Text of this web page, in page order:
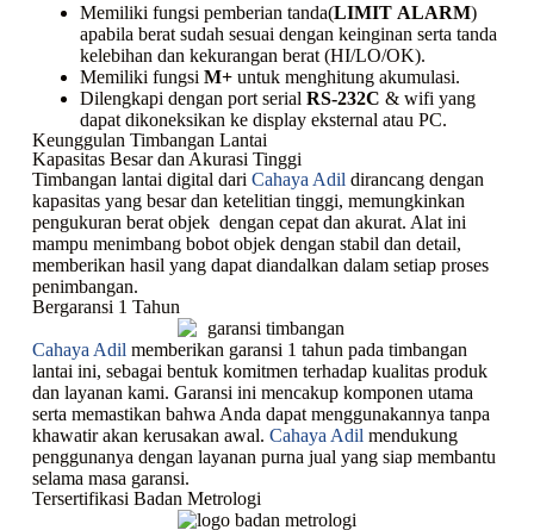
Memiliki fungsi pemberian tanda(LIMIT ALARM)
apabila berat sudah sesuai dengan keinginan serta tanda
kelebihan dan kekurangan berat (HI/LO/OK).
Memiliki fungsi M+ untuk menghitung akumulasi.
Dilengkapi dengan port serial RS-232C & wifi yang
dapat dikoneksikan ke display eksternal atau PC.
Keunggulan Timbangan Lantai
Kapasitas Besar dan Akurasi Tinggi
Timbangan lantai digital dari Cahaya Adil dirancang dengan
kapasitas yang besar dan ketelitian tinggi, memungkinkan
pengukuran berat objek dengan cepat dan akurat. Alat ini
mampu menimbang bobot objek dengan stabil dan detail,
memberikan hasil yang dapat diandalkan dalam setiap proses
penimbangan.
Bergaransi 1 Tahun
Cahaya Adil memberikan garansi 1 tahun pada timbangan
lantai ini, sebagai bentuk komitmen terhadap kualitas produk
dan layanan kami. Garansi ini mencakup komponen utama
serta memastikan bahwa Anda dapat menggunakannya tanpa
khawatir akan kerusakan awal. Cahaya Adil mendukung
penggunanya dengan layanan purna jual yang siap membantu
selama masa garansi.
Tersertifikasi Badan Metrologi